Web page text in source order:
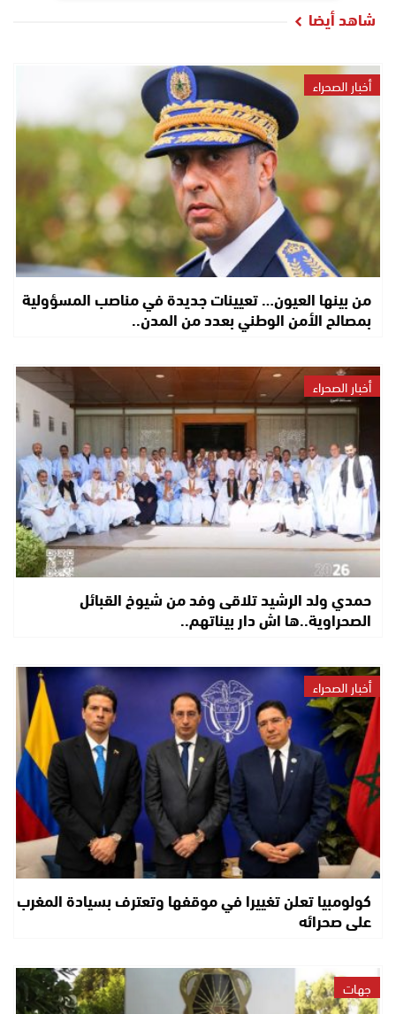
شاهد أيضا
أخبار الصحراء
من بينها العيون… تعيينات جديدة في مناصب المسؤولية
بمصالح الأمن الوطني بعدد من المدن..
أخبار الصحراء
حمدي ولد الرشيد تلاقى وفد من شيوخ القبائل
الصحراوية..ها اش دار بيناتهم..
أخبار الصحراء
كولومبيا تعلن تغييرا في موقفها وتعترف بسيادة المغرب
على صحرائه
جهات